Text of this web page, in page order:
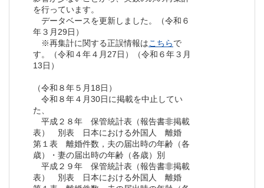
を行っています。
データベースを更新しました。（令和６
年３月29日）
※再集計に関する正誤情報はこちらで
す。（令和４年４月27日）（令和６年３月
13日）
（令和８年５月18日）
令和８年４月30日に掲載を中止してい
た、
平成２８年 保管統計表（報告書非掲載
表） 別表 日本における外国人 離婚
第１表 離婚件数，夫の届出時の年齢（各
歳）・妻の届出時の年齢（各歳）別
平成２９年 保管統計表（報告書非掲載
表） 別表 日本における外国人 離婚